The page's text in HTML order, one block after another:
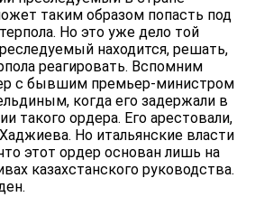
таким образом попасть под
Но это уже дело той
находится, решать,
реагировать. Вспомним
с бывшим премьер-министром
когда его задержали в
такого ордера. Его арестовали,
Но итальянские власти
этот ордер основан лишь на
казахстанского руководства.